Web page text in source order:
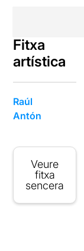
Fitxa
artística
Raúl
Antón
Veure
fitxa
sencera